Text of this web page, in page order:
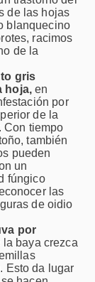
de las hojas
blanquecino
racimos
de la
gris
hoja,en
por
de la
Con tiempo
también
pueden
un
fúngico
las
de oidio
por
baya crezca
Esto da lugar